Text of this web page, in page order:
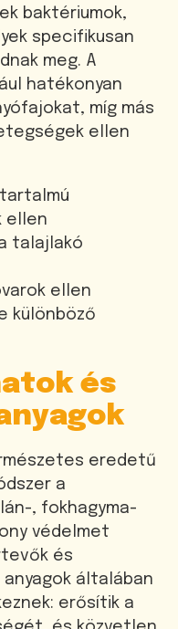
baktériumok,
specifikusan
meg. A
hatékonyan
míg más
ellen
ellen
talajlakó
ellen
különböző
és
eredetű
a
, fokhagyma-
védelmet
és
általában
erősítik a